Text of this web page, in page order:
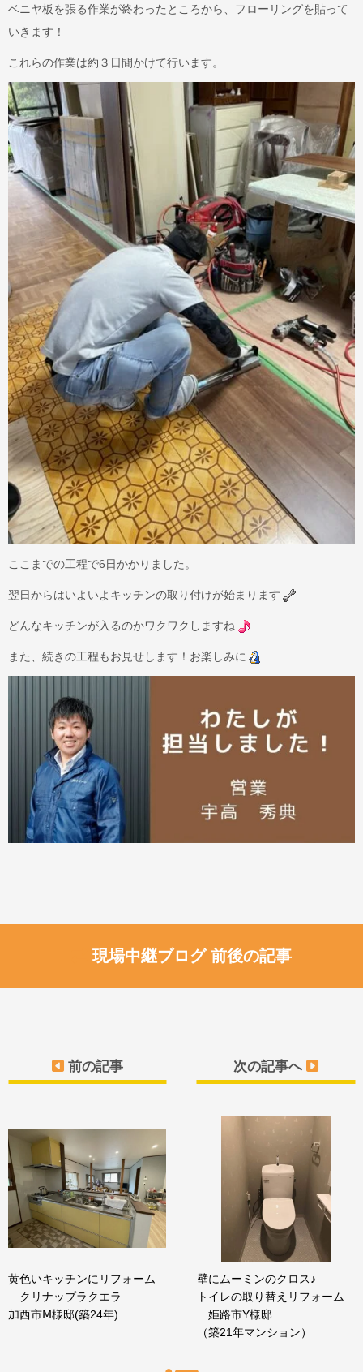
ベニヤ板を張る作業が終わったところから、フローリングを貼って
いきます！
これらの作業は約３日間かけて行います。
ここまでの工程で6日かかりました。
翌日からはいよいよキッチンの取り付けが始まります
どんなキッチンが入るのかワクワクしますね
また、続きの工程もお見せします！お楽しみに
現場中継ブログ 前後の記事
前の記事
黄色いキッチンにリフォーム
クリナップラクエラ
加西市Ⅿ様邸(築24年)
次の記事へ
壁にムーミンのクロス♪
トイレの取り替えリフォーム
姫路市Y様邸
（築21年マンション）